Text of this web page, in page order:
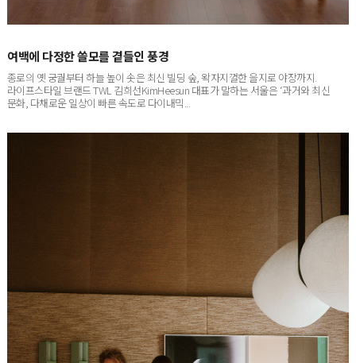
종로의 옛 궁궐부터 하늘 높이 솟은 최신 빌딩 숲, 왁자지껄한 을지로 야장까지.
라이프스타일 브랜드 TWL 김희선KimHeesun 대표가 말하는 서울은 ‘과거와 최신
문화, 다채로운 일상이 빠른 속도로 다이내믹...